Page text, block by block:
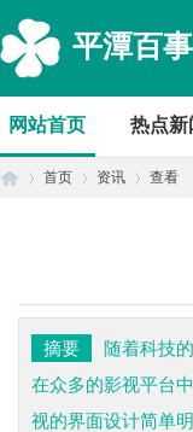
平潭百
网站首页 热点新
首页 资讯 查看
摘要
随着科技
在众多的影视平台
视的界面设计简单